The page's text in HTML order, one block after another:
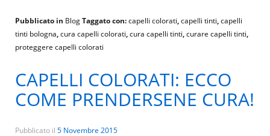
Pubblicato in BlogTaggato con:capelli colorati,capelli tinti,capelli
tinti bologna,cura capelli colorati,cura capelli tinti,curare capelli tinti,
proteggere capelli colorati
CAPELLI COLORATI: ECCO
COME PRENDERSENE CURA!
Pubblicato il 5 Novembre 2015